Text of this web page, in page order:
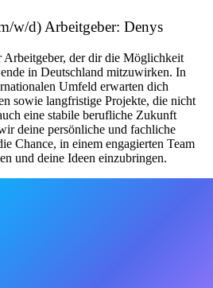
w/d) Arbeitgeber: Denys
Arbeitgeber, der dir die Möglichkeit
in Deutschland mitzuwirken. In
Umfeld erwarten dich
sowie langfristige Projekte, die nicht
eine stabile berufliche Zukunft
deine persönliche und fachliche
Chance, in einem engagierten Team
und deine Ideen einzubringen.